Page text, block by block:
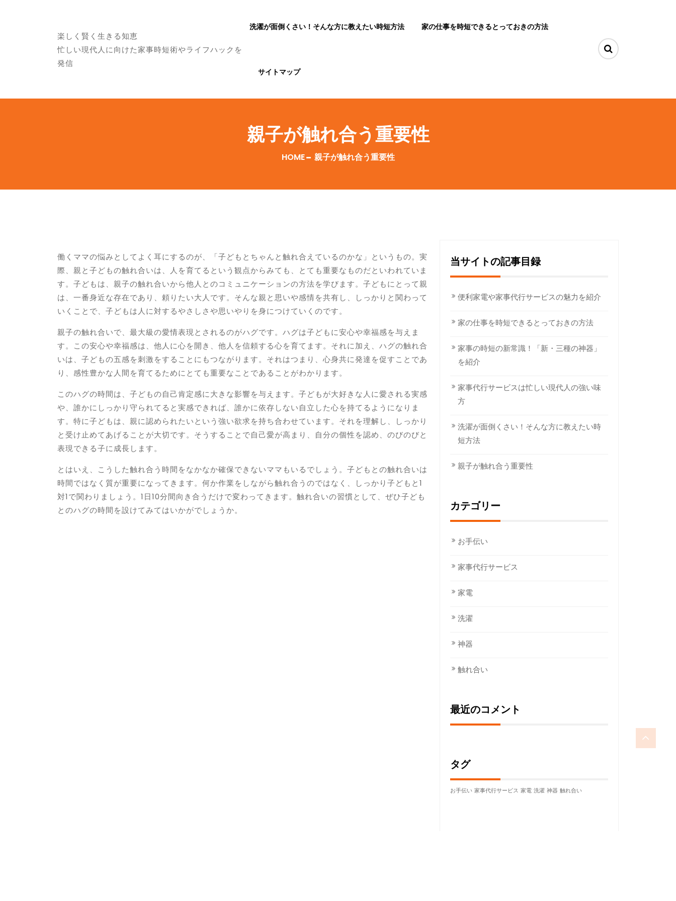
楽しく賢く生きる知恵
忙しい現代人に向けた家事時短術やライフハックを
発信
洗濯が面倒くさい！そんな方に教えたい時短方法 家の仕事を時短できるとっておきの方法
サイトマップ
親子が触れ合う重要性
HOME 親子が触れ合う重要性
働くママの悩みとしてよく耳にするのが、「子どもとちゃんと触れ合えているのかな」というもの。実
際、親と子どもの触れ合いは、人を育てるという観点からみても、とても重要なものだといわれていま
す。子どもは、親子の触れ合いから他人とのコミュニケーションの方法を学びます。子どもにとって親
は、一番身近な存在であり、頼りたい大人です。そんな親と思いや感情を共有し、しっかりと関わって
いくことで、子どもは人に対するやさしさや思いやりを身につけていくのです。
親子の触れ合いで、最大級の愛情表現とされるのがハグです。ハグは子どもに安心や幸福感を与えま
す。この安心や幸福感は、他人に心を開き、他人を信頼する心を育てます。それに加え、ハグの触れ合
いは、子どもの五感を刺激をすることにもつながります。それはつまり、心身共に発達を促すことであ
り、感性豊かな人間を育てるためにとても重要なことであることがわかります。
このハグの時間は、子どもの自己肯定感に大きな影響を与えます。子どもが大好きな人に愛される実感
や、誰かにしっかり守られてると実感できれば、誰かに依存しない自立した心を持てるようになりま
す。特に子どもは、親に認められたいという強い欲求を持ち合わせています。それを理解し、しっかり
と受け止めてあげることが大切です。そうすることで自己愛が高まり、自分の個性を認め、のびのびと
表現できる子に成長します。
とはいえ、こうした触れ合う時間をなかなか確保できないママもいるでしょう。子どもとの触れ合いは
時間ではなく質が重要になってきます。何か作業をしながら触れ合うのではなく、しっかり子どもと1
対1で関わりましょう。1日10分間向き合うだけで変わってきます。触れ合いの習慣として、ぜひ子ども
とのハグの時間を設けてみてはいかがでしょうか。
当サイトの記事目録
便利家電や家事代行サービスの魅力を紹介
家の仕事を時短できるとっておきの方法
家事の時短の新常識！「新・三種の神器」
を紹介
家事代行サービスは忙しい現代人の強い味
方
洗濯が面倒くさい！そんな方に教えたい時
短方法
親子が触れ合う重要性
カテゴリー
お手伝い
家事代行サービス
家電
洗濯
神器
触れ合い
最近のコメント
タグ
お手伝い 家事代行サービス 家電 洗濯 神器 触れ合い